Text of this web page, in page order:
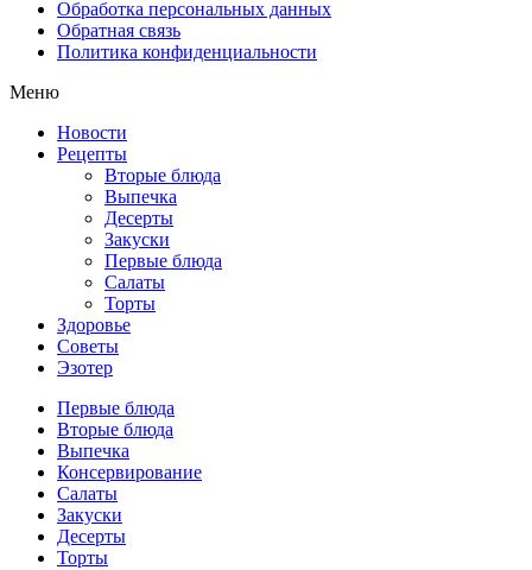
Обработка персональных данных
Обратная связь
Политика конфиденциальности
Меню
Новости
Рецепты
Вторые блюда
Выпечка
Десерты
Закуски
Первые блюда
Салаты
Торты
Здоровье
Советы
Эзотер
Первые блюда
Вторые блюда
Выпечка
Консервирование
Салаты
Закуски
Десерты
Торты